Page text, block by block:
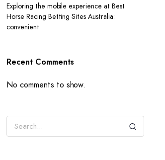
Exploring the mobile experience at Best
Horse Racing Betting Sites Australia:
convenient
Recent Comments
No comments to show.